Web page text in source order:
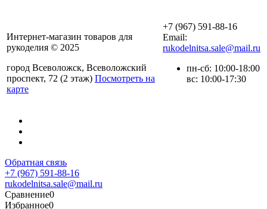
Интернет-магазин товаров для
рукоделия © 2025
город Всеволожск, Всеволожский
проспект, 72 (2 этаж) Посмотреть на
карте
+7 (967) 591-88-16
Email:
rukodelnitsa.sale@mail.ru
пн-сб: 10:00-18:00
вс: 10:00-17:30
Обратная связь
+7 (967) 591-88-16
rukodelnitsa.sale@mail.ru
Сравнение0
Избранное0